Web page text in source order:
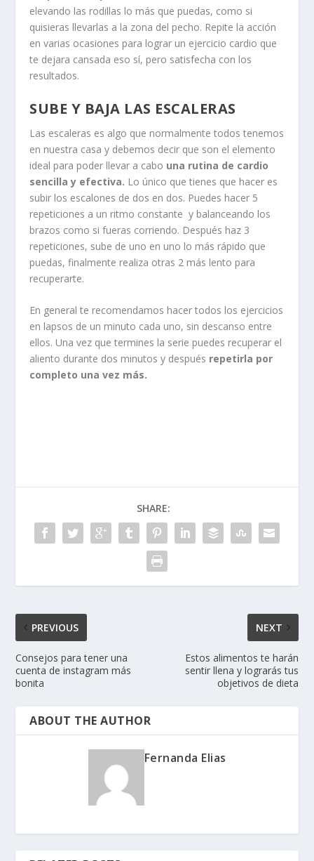
elevando las rodillas lo más que puedas, como si
quisieras llevarlas a la zona del pecho. Repite la acción
en varias ocasiones para lograr un ejercicio cardio que
te dejara cansada eso sí, pero satisfecha con los
resultados.
SUBE Y BAJA LAS ESCALERAS
Las escaleras es algo que normalmente todos tenemos
en nuestra casa y debemos decir que son el elemento
ideal para poder llevar a cabo una rutina de cardio
sencilla y efectiva. Lo único que tienes que hacer es
subir los escalones de dos en dos. Puedes hacer 5
repeticiones a un ritmo constante y balanceando los
brazos como si fueras corriendo. Después haz 3
repeticiones, sube de uno en uno lo más rápido que
puedas, finalmente realiza otras 2 más lento para
recuperarte.
En general te recomendamos hacer todos los ejercicios
en lapsos de un minuto cada uno, sin descanso entre
ellos. Una vez que termines la serie puedes recuperar el
aliento durante dos minutos y después repetirla por
completo una vez más.
SHARE:
PREVIOUS
Consejos para tener una
cuenta de instagram más
bonita
NEXT
Estos alimentos te harán
sentir llena y lograrás tus
objetivos de dieta
ABOUT THE AUTHOR
Fernanda Elias